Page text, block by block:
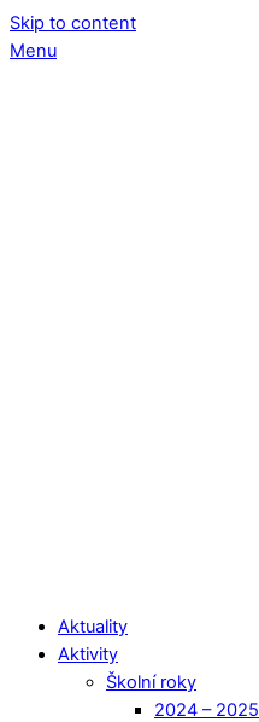
Skip to content
Menu
Aktuality
Aktivity
Školní roky
2024 – 2025